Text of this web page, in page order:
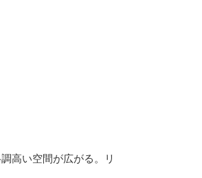
高い空間が広がる。リ